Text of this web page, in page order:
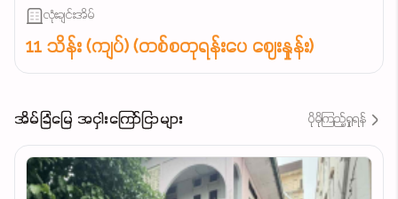
လုံးချင်းအိမ်
11 သိန်း (ကျပ်) (တစ်စတုရန်းပေ ဈေးနှုန်း)
အိမ်ခြံမြေ အငှါးကြော်ငြာများ ပိုမိုကြည့်ရှုရန်